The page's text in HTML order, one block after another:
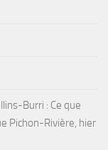
Burri : Ce que
Pichon-Rivière, hier